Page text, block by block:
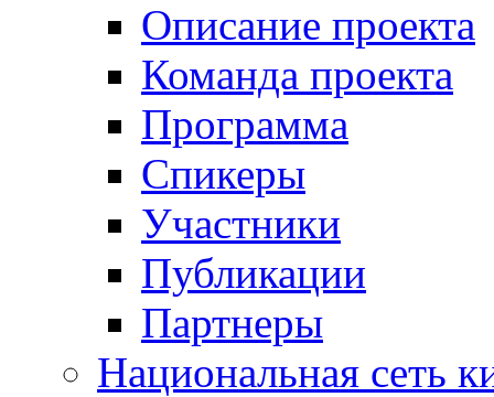
Описание проекта
Команда проекта
Программа
Спикеры
Участники
Публикации
Партнеры
Национальная сеть